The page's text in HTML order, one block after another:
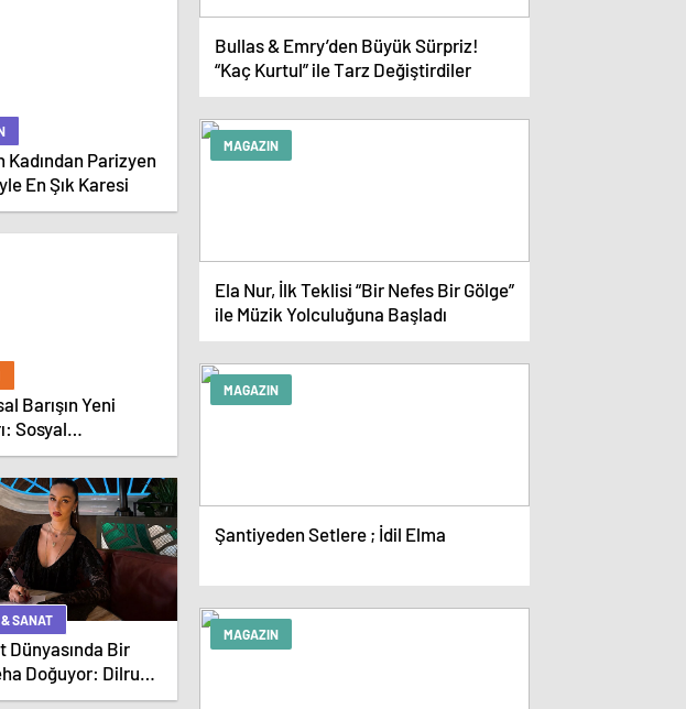
Kadından Parizyen
En Şık Karesi
Barışın Yeni
Sosyal
SANAT
Dünyasında Bir
Doğuyor: Dilruba
Zift Karası Evreni
Bullas & Emry’den Büyük Sürpriz!
“Kaç Kurtul” ile Tarz Değiştirdiler
MAGAZIN
Ela Nur, İlk Teklisi “Bir Nefes Bir Gölge”
ile Müzik Yolculuğuna Başladı
MAGAZIN
Şantiyeden Setlere ; İdil Elma
MAGAZIN